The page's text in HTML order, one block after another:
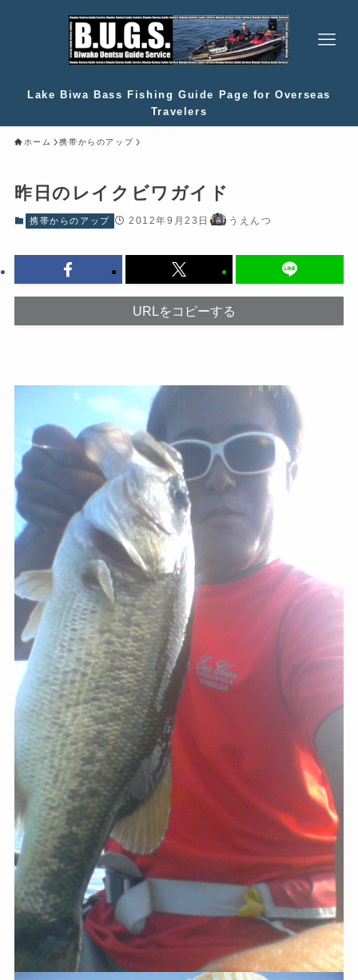
Lake Biwa Bass Fishing Guide Page for Overseas
Travelers
ホーム 携帯からのアップ
昨日のレイクビワガイド
携帯からのアップ 2012年9月23日 うえんつ
URLをコピーする